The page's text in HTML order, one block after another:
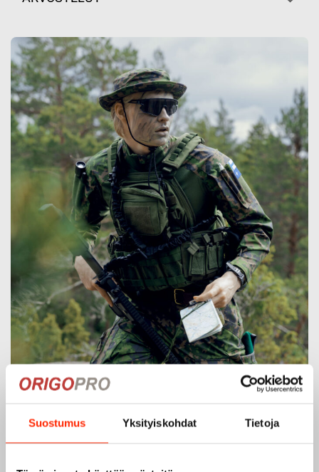
Suostumus Yksityiskohdat Tietoja